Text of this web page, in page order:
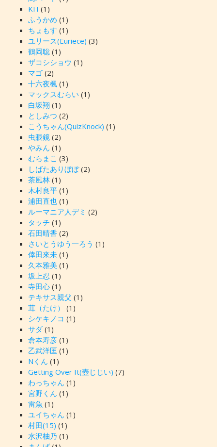
KH (1)
ふうかめ (1)
ちょもす (1)
ユリース(Euriece) (3)
鶴岡聡 (1)
ザコシショウ (1)
マゴ(2)
十六夜楓(1)
マックスむらい (1)
白坂翔 (1)
としみつ (2)
こうちゃん(QuizKnock) (1)
虫眼鏡(2)
やみん (1)
むらまこ (3)
しばたありぼぼ(2)
茶風林(1)
木村良平(1)
浦田直也(1)
ルーマニア人デミ (2)
タッチ (1)
石田晴香 (2)
さいとうゆう一ろう (1)
倖田來未(1)
久本雅美(1)
坂上忍 (1)
寺田心(1)
テキサス親父 (1)
茸（たけ）
(1)
シケキノコ (1)
サダ(1)
倉本寿彦(1)
乙武洋匡 (1)
Nくん (1)
Getting Over It(壺じじい) (7)
わっちゃん (1)
宮野くん (1)
雷魚 (1)
ユイちゃん (1)
村田(15) (1)
水沢柚乃 (1)